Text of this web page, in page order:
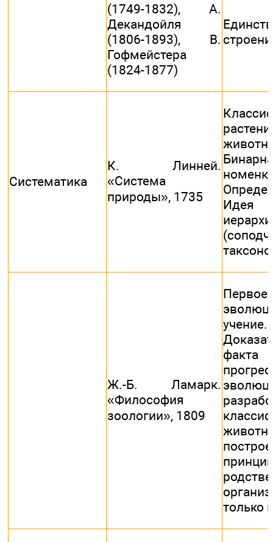
(1749-1832), A.
Декандойля
(1806-1893), B.
Гофмейстера
(1824-1877)
Систематика
К. Линней.
«Система
природы», 1735
Идея
Ж.-Б. Ламарк.
«Философия
зоологии», 1809
Первое
учение.
факта
только